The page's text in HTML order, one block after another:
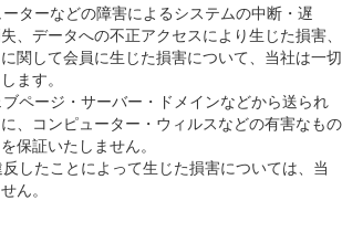
ターなどの障害によるシステムの中断・遅
、データへの不正アクセスにより生じた損害、
関して会員に生じた損害について、当社は一切
ます。
ページ・サーバー・ドメインなどから送られ
、コンピューター・ウィルスなどの有害なもの
保証いたしません。
したことによって生じた損害については、当
ん。